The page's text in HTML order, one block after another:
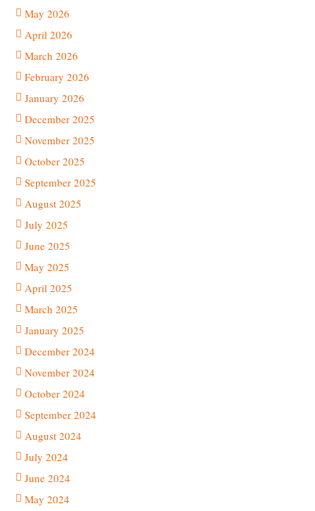
May 2026
April 2026
March 2026
February 2026
January 2026
December 2025
November 2025
October 2025
September 2025
August 2025
July 2025
June 2025
May 2025
April 2025
March 2025
January 2025
December 2024
November 2024
October 2024
September 2024
August 2024
July 2024
June 2024
May 2024